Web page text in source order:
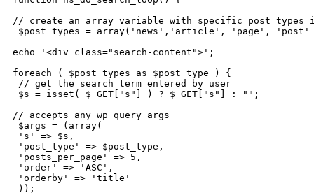
// create an array variable with specific post types
$post_types = array('news','article', 'page', 'post'
echo '<div class="search-content">';
foreach ( $post_types as $post_type ) {
// get the search term entered by user
$s = isset( $_GET["s"] ) ? $_GET["s"] : "";
// accepts any wp_query args
$args = (array(
's' => $s,
'post_type' => $post_type,
'posts_per_page' => 5,
'order' => 'ASC',
'orderby' => 'title'
));